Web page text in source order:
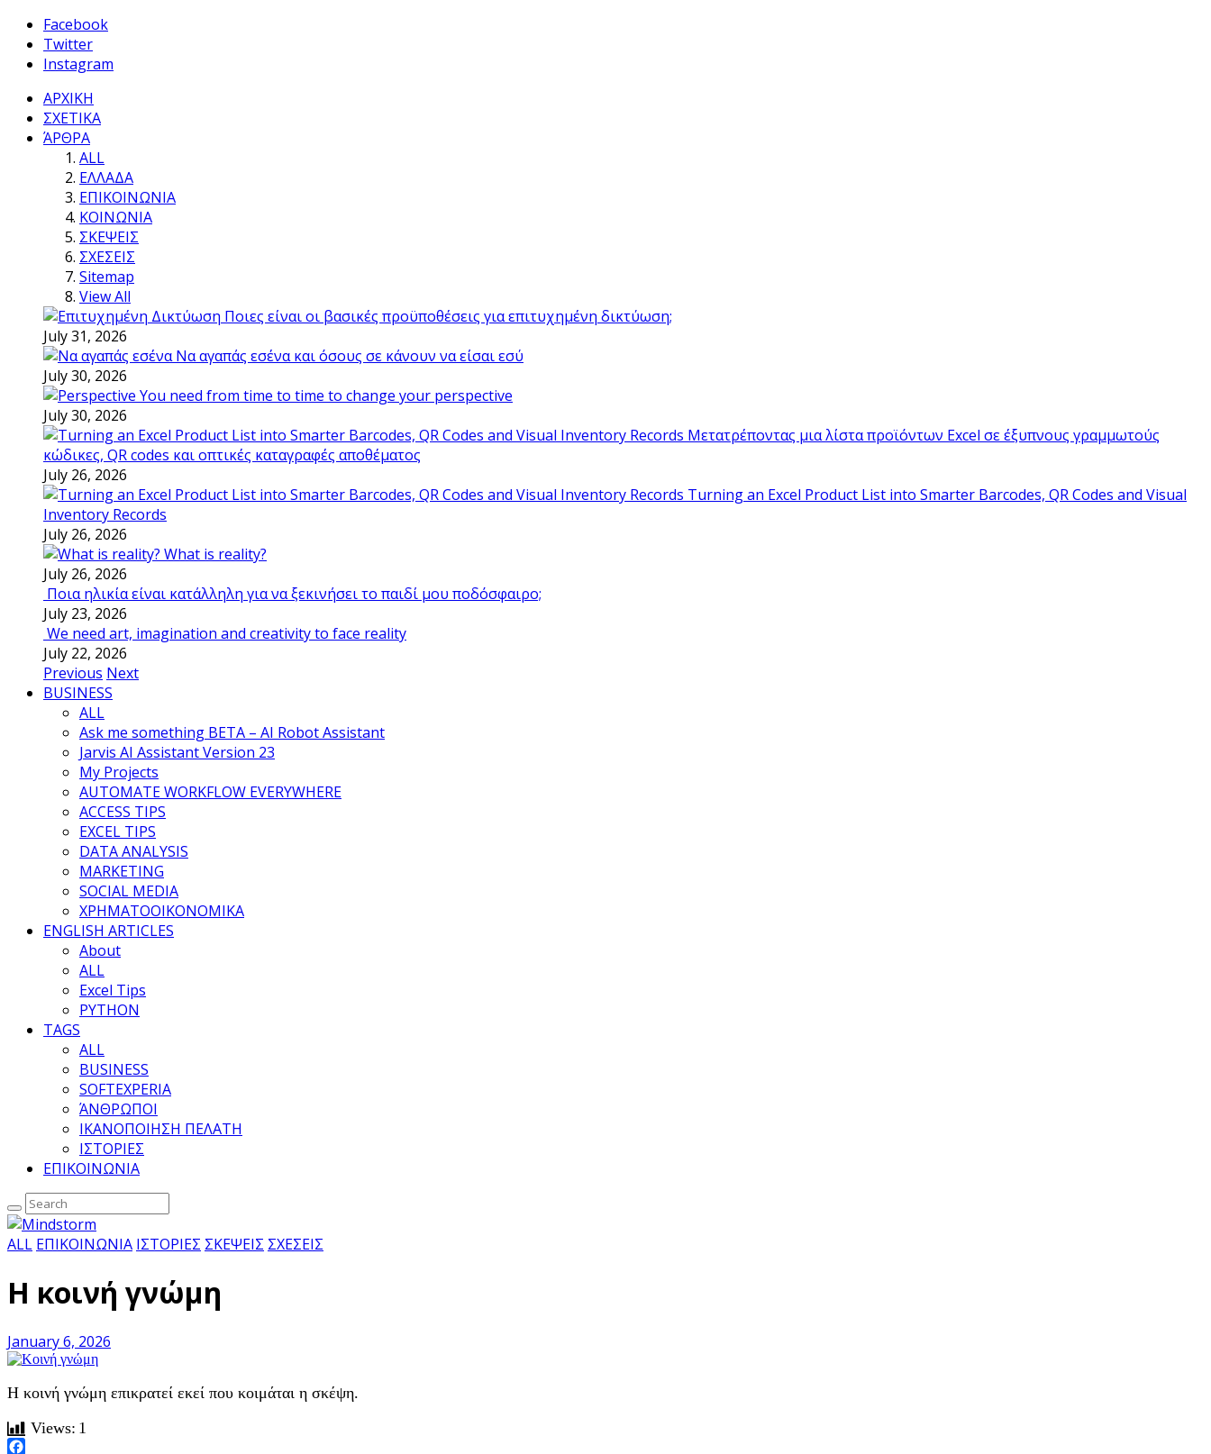
Facebook
Twitter
Instagram
ΑΡΧΙΚΗ
ΣΧΕΤΙΚΑ
ΆΡΘΡΑ
ALL
ΕΛΛΑΔΑ
ΕΠΙΚΟΙΝΩΝΙΑ
ΚΟΙΝΩΝΙΑ
ΣΚΕΨΕΙΣ
ΣΧΕΣΕΙΣ
Sitemap
View All
Ποιες είναι οι βασικές προϋποθέσεις για επιτυχημένη δικτύωση;
July 31, 2026
Να αγαπάς εσένα και όσους σε κάνουν να είσαι εσύ
July 30, 2026
You need from time to time to change your perspective
July 30, 2026
Μετατρέποντας μια λίστα προϊόντων Excel σε έξυπνους γραμμωτούς
κώδικες, QR codes και οπτικές καταγραφές αποθέματος
July 26, 2026
Turning an Excel Product List into Smarter Barcodes, QR Codes and Visual
Inventory Records
July 26, 2026
What is reality?
July 26, 2026
Ποια ηλικία είναι κατάλληλη για να ξεκινήσει το παιδί μου ποδόσφαιρο;
July 23, 2026
We need art, imagination and creativity to face reality
July 22, 2026
Previous Next
BUSINESS
ALL
Ask me something BETA – AI Robot Assistant
Jarvis AI Assistant Version 23
My Projects
AUTOMATE WORKFLOW EVERYWHERE
ACCESS TIPS
EXCEL TIPS
DATA ANALYSIS
MARKETING
SOCIAL MEDIA
ΧΡΗΜΑΤΟΟΙΚΟΝΟΜΙΚΑ
ENGLISH ARTICLES
About
ALL
Excel Tips
PYTHON
TAGS
ALL
BUSINESS
SOFTEXPERIA
ΆΝΘΡΩΠΟΙ
ΙΚΑΝΟΠΟΙΗΣΗ ΠΕΛΑΤΗ
ΙΣΤΟΡΙΕΣ
ΕΠΙΚΟΙΝΩΝΙΑ
ALL ΕΠΙΚΟΙΝΩΝΙΑ ΙΣΤΟΡΙΕΣ ΣΚΕΨΕΙΣ ΣΧΕΣΕΙΣ
Η κοινή γνώμη
January 6, 2026
Η κοινή γνώμη επικρατεί εκεί που κοιμάται η σκέψη.
Views: 1